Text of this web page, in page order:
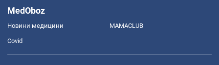
MedOboz
Новини медицини MAMACLUB
Covid